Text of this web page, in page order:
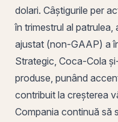
dolari. Câștigurile per
în trimestrul al patrulea,
ajustat (non-GAAP) a
Strategic, Coca-Cola
produse, punând
contribuit la creșterea
Compania continuă să